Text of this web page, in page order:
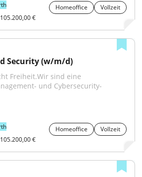
Homeoffice
Vollzeit
€
Security (w/m/d)
Freiheit.Wir sind eine
und Cybersecurity-
Homeoffice
Vollzeit
€